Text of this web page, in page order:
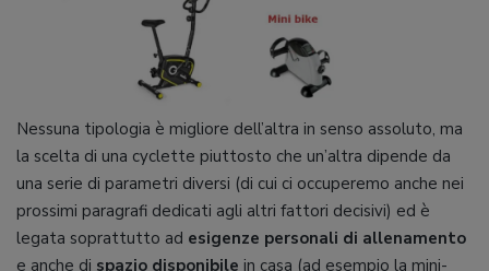
Nessuna tipologia è migliore dell’altra in senso assoluto, ma
la scelta di una cyclette piuttosto che un’altra dipende da
una serie di parametri diversi (di cui ci occuperemo anche nei
prossimi paragrafi dedicati agli altri fattori decisivi) ed è
legata soprattutto ad esigenze personali di allenamento
e anche di spazio disponibile in casa (ad esempio la mini-